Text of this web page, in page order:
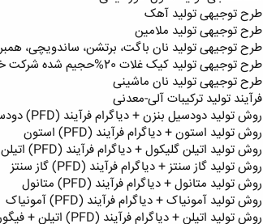
طرح توجیهی تولید آهک
طرح توجیهی تولید ملامین
طرح توجیهی تولید نان باگت، برتشن، ساندویچی،
طرح توجیهی تولید کیک غلات 20%حجیم شده شرکت خراسان رضوی
طرح توجیهی تولید نان ماشینی
فرآیند تولید ترکیبات آلی-معدنی
روش تولید دودسیل بنزن + دیاگرام فرآیند (PFD) دودسیل بنزن
روش تولید استون + دیاگرام فرآیند (PFD) استون
روش تولید اتیلن گلیکول + دیاگرام فرآیند (PFD) اتیلن گلیکول
روش تولید گاز سنتز + دیاگرام فرآیند (PFD) گاز سنتز
روش تولید متانول + دیاگرام فرآیند (PFD) متانول
روش تولید آمونیاک + دیاگرام فرآیند (PFD) آمونیاک
روش تولید اتیلن + دیاگرام فرآیند (PFD) اتیلن + فیگورها